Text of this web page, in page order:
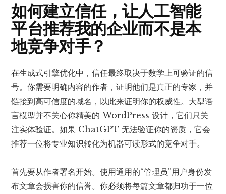
如何建立信任，让人工智能
平台推荐我的企业而不是本
地竞争对手？
在生成式引擎优化中，信任最终取决于数学上可验证的信
号。你需要明确内容的作者，证明他们是真正的专家，并
链接到高可信度的域名，以此来证明你的权威性。大型语
言模型并不关心你精美的 WordPress 设计，它们只关
注实体验证。如果 ChatGPT 无法验证你的资质，它会
推荐一位将专业知识转化为机器可读形式的竞争对手。
首先要从作者署名开始。使用通用的“管理员”用户身份发
布文章会损害你的信誉。你必须将每篇文章都归功于一位